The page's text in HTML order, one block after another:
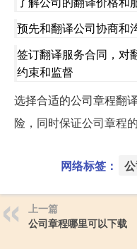
预先和翻译公司协商和
签订翻译服务合同，对
约束和监督
选择合适的公司章程翻
险，同时保证公司章程
网络标签：
上一篇
公司章程哪里可以下载